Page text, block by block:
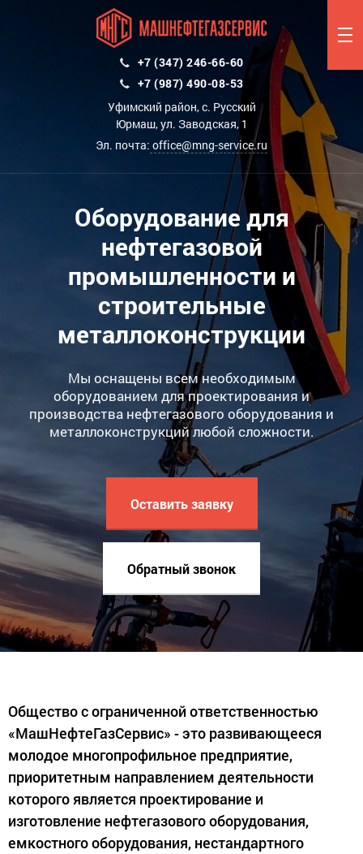
+7 (347) 246-66-60
+7 (987) 490-08-53
Уфимский район, с. Русский
Юрмаш, ул. Заводская, 1
Эл. почта: office@mng-service.ru
Оборудование для
нефтегазовой
промышленности и
строительные
металлоконструкции
Мы оснащены всем необходимым
оборудованием для проектирования и
производства нефтегазового оборудования и
металлоконструкций любой сложности.
Оставить заявку
Обратный звонок
Общество с ограниченной ответственностью
«МашНефтеГазСервис» - это развивающееся
молодое многопрофильное предприятие,
приоритетным направлением деятельности
которого является проектирование и
изготовление нефтегазового оборудования,
емкостного оборудования, нестандартного